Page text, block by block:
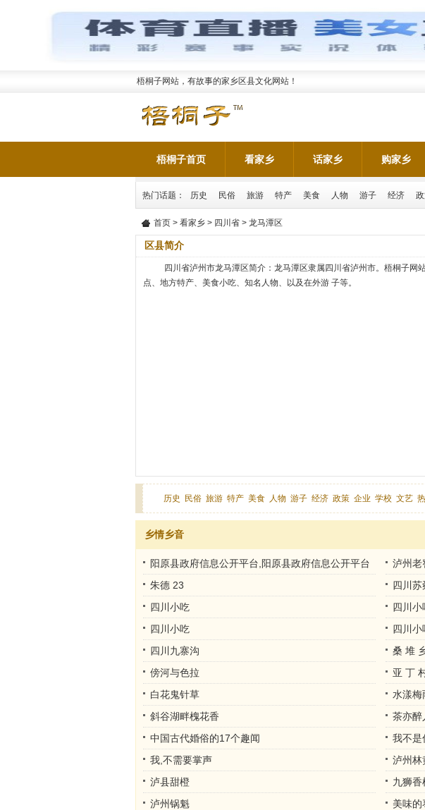
梧桐子网站，有故事的家乡区县文化网站！
梧桐子首页 看家乡 话家乡 购家乡
热门话题： 历史 民俗 旅游 特产 美食 人物 游子 经济
首页 > 看家乡 > 四川省 > 龙马潭区
区县简介
四川省泸州市龙马潭区简介：龙马潭区隶属四川省泸州市。梧桐子
点、地方特产、美食小吃、知名人物、以及在外游 子等。
历史 民俗 旅游 特产 美食 人物 游子 经济 政策 企业 学校 文艺
乡情乡音
阳原县政府信息公开平台,阳原县政府信息公开平台
网
泸州老
告
朱德 23
四川苏
四川小吃
四川小
四川小吃
四川小
四川九寨沟
桑 堆
傍河与色拉
亚 丁
白花鬼针草
水漾梅
斜谷湖畔槐花香
茶亦醉
中国古代婚俗的17个趣闻
我不是
我,不需要掌声
泸州林
泸县甜橙
九狮香
泸州锅魁
美味的